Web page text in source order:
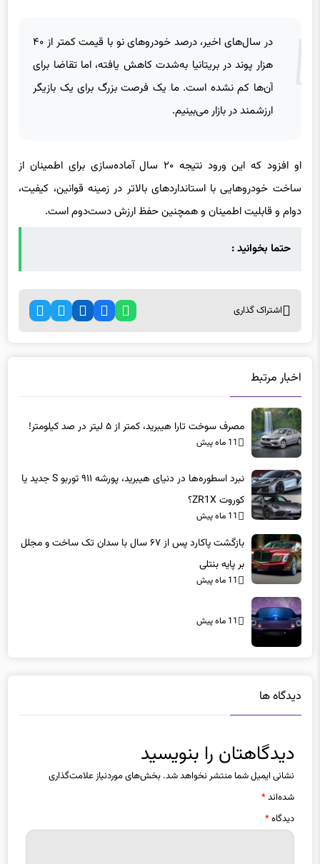
در سال‌های اخیر، درصد خودروهای نو با قیمت کمتر از ۴۰
هزار پوند در بریتانیا به‌شدت کاهش یافته، اما تقاضا برای
آن‌ها کم نشده است. ما یک فرصت بزرگ برای یک بازیگر
ارزشمند در بازار می‌بینیم.
او افزود که این ورود نتیجه ۲۰ سال آماده‌سازی برای اطمینان از
ساخت خودروهایی با استانداردهای بالاتر در زمینه قوانین، کیفیت،
دوام و قابلیت اطمینان و همچنین حفظ ارزش دست‌دوم است.
حتما بخوانید :
اشتراک گذاری
اخبار مرتبط
مصرف سوخت تارا هیبرید، کمتر از ۵ لیتر در صد کیلومتر!
11 ماه پیش
نبرد اسطوره‌ها در دنیای هیبرید، پورشه ۹۱۱ توربو S جدید یا
کوروت ZR1X؟
11 ماه پیش
بازگشت پاکارد پس از ۶۷ سال با سدان تک ساخت و مجلل
بر پایه بنتلی
11 ماه پیش
11 ماه پیش
دیدگاه ها
دیدگاهتان را بنویسید
نشانی ایمیل شما منتشر نخواهد شد. بخش‌های موردنیاز علامت‌گذاری
شده‌اند*
دیدگاه*